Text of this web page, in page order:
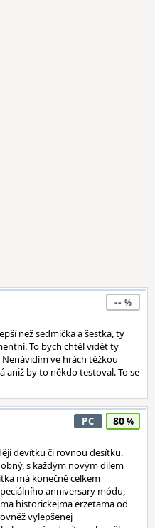
--
než sedmička a šestka, ty
To bych chtěl vidět ty
ve hrách těžkou
aniž by to někdo testoval. To se
PC 80
devítku či rovnou desítku.
s každým novým dílem
má konečně celkem
anniversary módu,
historickejma erzetama od
vylepšenej